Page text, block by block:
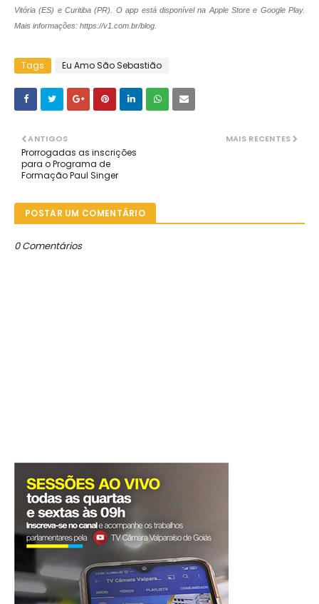
Vitória (ES) e Curitiba (PR). O app está disponível na Apple Store e Google Play.
Mais informações: https://v1.com.br/blog.
Tags Eu Amo São Sebastião
MAIS RECENTES
ANTIGOS
Prorrogadas as inscrições
para o Programa de
Formação Paul Singer
POSTAR UM COMENTÁRIO
0 Comentários